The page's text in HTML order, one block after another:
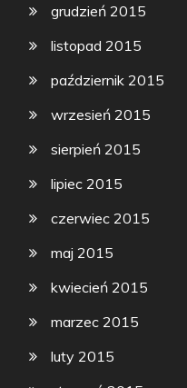
grudzień 2015
listopad 2015
październik 2015
wrzesień 2015
sierpień 2015
lipiec 2015
czerwiec 2015
maj 2015
kwiecień 2015
marzec 2015
luty 2015